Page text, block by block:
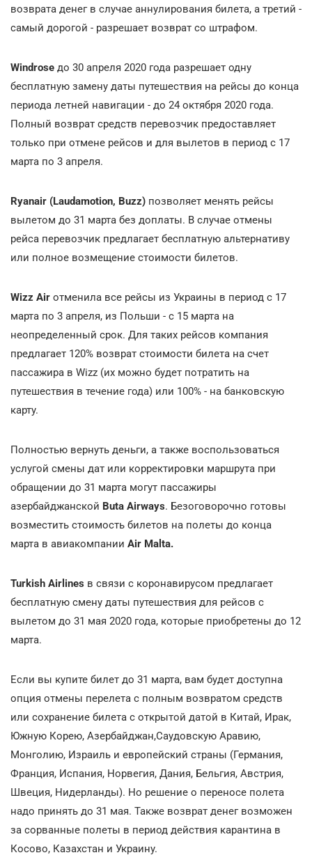
возврата денег в случае аннулирования билета, а третий -
самый дорогой - разрешает возврат со штрафом.
Windrose до 30 апреля 2020 года разрешает одну
бесплатную замену даты путешествия на рейсы до конца
периода летней навигации - до 24 октября 2020 года.
Полный возврат средств перевозчик предоставляет
только при отмене рейсов и для вылетов в период с 17
марта по 3 апреля.
Ryanair (Laudamotion, Buzz) позволяет менять рейсы
вылетом до 31 марта без доплаты. В случае отмены
рейса перевозчик предлагает бесплатную альтернативу
или полное возмещение стоимости билетов.
Wizz Air отменила все рейсы из Украины в период с 17
марта по 3 апреля, из Польши - с 15 марта на
неопределенный срок. Для таких рейсов компания
предлагает 120% возврат стоимости билета на счет
пассажира в Wizz (их можно будет потратить на
путешествия в течение года) или 100% - на банковскую
карту.
Полностью вернуть деньги, а также воспользоваться
услугой смены дат или корректировки маршрута при
обращении до 31 марта могут пассажиры
азербайджанской Buta Airways. Безоговорочно готовы
возместить стоимость билетов на полеты до конца
марта в авиакомпании Air Malta.
Turkish Airlines в связи с коронавирусом предлагает
бесплатную смену даты путешествия для рейсов с
вылетом до 31 мая 2020 года, которые приобретены до 12
марта.
Если вы купите билет до 31 марта, вам будет доступна
опция отмены перелета с полным возвратом средств
или сохранение билета с открытой датой в Китай, Ирак,
Южную Корею, Азербайджан,Саудовскую Аравию,
Монголию, Израиль и европейский страны (Германия,
Франция, Испания, Норвегия, Дания, Бельгия, Австрия,
Швеция, Нидерланды). Но решение о переносе полета
надо принять до 31 мая. Также возврат денег возможен
за сорванные полеты в период действия карантина в
Косово, Казахстан и Украину.